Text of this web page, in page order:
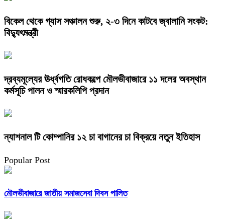
বিকেল থেকে গ্যাস সঞ্চালন শুরু, ২-৩ দিনে কাটবে জ্বালানি সংকট:
বিদ্যুৎমন্ত্রী
দ্রব্যমূল্যের ঊর্ধ্বগতি রোধকল্পে মৌলভীবাজারে ১১ দলের অবস্থান
কর্মসূচি পালন ও স্মারকলিপি প্রদান
ন্যাশনাল টি কোম্পানির ১২ চা বাগানের চা বিক্রয়ে নতুন ইতিহাস
Popular Post
মৌলভীবাজারে জাতীয় সমাজসেবা দিবস পালিত